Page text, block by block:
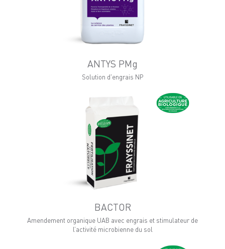
ANTYS PMg
Solution d'engrais NP
BACTOR
Amendement organique UAB avec engrais et stimulateur de
l’activité microbienne du sol